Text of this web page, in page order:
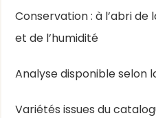
Conservation : à l’abri de
et de l’humidité
Analyse disponible selon
Variétés issues du